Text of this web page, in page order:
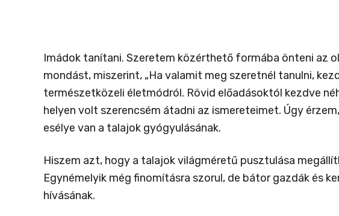
Imádok tanítani. Szeretem közérthető formába önteni az
mondást, miszerint, „Ha valamit meg szeretnél tanulni,
természetközeli életmódról. Rövid előadásoktól kezdve
helyen volt szerencsém átadni az ismereteimet. Úgy
esélye van a talajok gyógyulásának.
Hiszem azt, hogy a talajok világméretű pusztulása
Egynémelyik még finomításra szorul, de bátor gazdák és
hívásának.